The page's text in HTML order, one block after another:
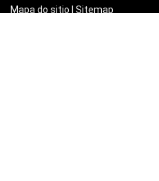
Mapa do sitio | Sitemap